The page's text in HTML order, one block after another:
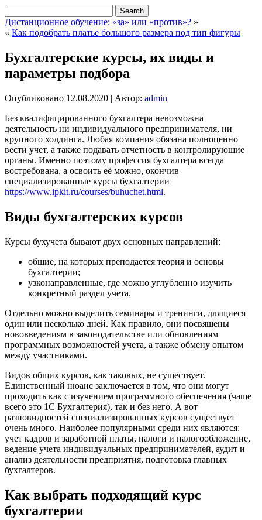
Дистанционное обучение: «за» или «против»? »
« Как подобрать платье большого размера под тип фигуры
Бухгалтерские курсы, их виды и
параметры подбора
Опубликовано 12.08.2020 | Автор: admin
Без квалифицированного бухгалтера невозможна
деятельность ни индивидуального предпринимателя, ни
крупного холдинга. Любая компания обязана полноценно
вести учет, а также подавать отчетность в контролирующие
органы. Именно поэтому профессия бухгалтера всегда
востребована, а освоить её можно, окончив
специализированные курсы бухгалтерии
https://www.ipkit.ru/courses/buhuchet.html.
Виды бухгалтерских курсов
Курсы бухучета бывают двух основных направлений:
общие, на которых преподается теория и основы
бухгалтерии;
узконаправленные, где можно углубленно изучить
конкретный раздел учета.
Отдельно можно выделить семинары и тренинги, длящиеся
один или несколько дней. Как правило, они посвящены
нововведениям в законодательстве или обновлениям
программных возможностей учета, а также обмену опытом
между участниками.
Видов общих курсов, как таковых, не существует.
Единственный нюанс заключается в том, что они могут
проходить как с изучением программного обеспечения (чаще
всего это 1С Бухгалтерия), так и без него. А вот
разновидностей специализированных курсов существует
очень много. Наиболее популярными среди них являются:
учет кадров и заработной платы, налоги и налогообложение,
ведение учета индивидуальных предпринимателей, аудит и
анализ деятельности предприятия, подготовка главных
бухгалтеров.
Как выбрать подходящий курс
бухгалтерии